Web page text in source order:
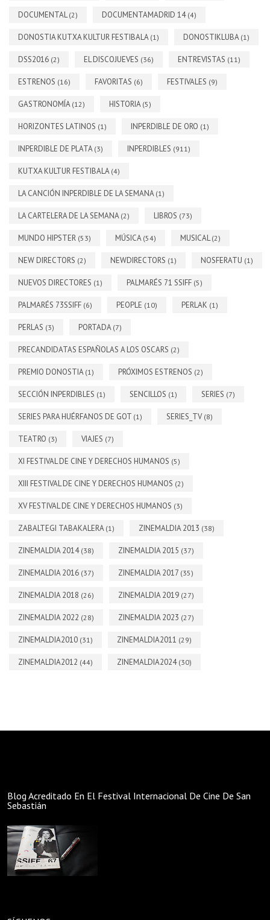
DOCUMENTAL(2) DOCUMENTAMADRID 14 (4)
DONOSTIA KUTXA KULTUR FESTIBALA (1) DONOSTIKLUBA (1)
DSS2016 (2) EL DISCOJUEVES (36) ENTREVISTAS (11)
ESTRENOS (16) FAVORITAS (6) FESTIVALES (9)
GASTRONOMÍA (12) HISTORIA (5)
HORIZONTES LATINOS (1) INPERDIBLE DE ORO (1)
INPERDIBLE DE PLATA (3) INPERDIBLES (911)
KUTXA KULTUR FESTIBALA (4)
LA CANCIÓN INPERDIBLE DE LA SEMANA (1)
LA CARTELERA DE LA SEMANA (2) LIBROS (73)
MUNDO HIPSTER (53) MÚSICA (54) MUSICAL(2)
NEW DIRECTORS (2) NEWDIRECTORS (1) NOSFERATU (1)
NUEVOS DIRECTORES (1) PALMARÉS 71 SSIFF (5)
PALMARÉS 73SSIFF (6) PEOPLE (10) PERLAK (1)
PERLAS (3) PORTADA (7)
PRECANDIDATAS ESPAÑOLAS A LOS OSCARS (2)
PREMIO DONOSTIA (1) PRÓXIMOS ESTRENOS (2)
SECCIÓN INPERDIBLES (1) SENCILLOS (1) SERIES (7)
SERIES PARA HUÉRFANOS DE GOT (1) SERIES_TV (8)
TEATRO (3) VIAJES (7)
XI FESTIVAL DE CINE Y DERECHOS HUMANOS (5)
XIII FESTIVAL DE CINE Y DERECHOS HUMANOS (2)
XV FESTIVAL DE CINE Y DERECHOS HUMANOS (3)
ZABALTEGI TABAKALERA (1) ZINEMALDIA 2013 (38)
ZINEMALDIA 2014 (38) ZINEMALDIA 2015 (37)
ZINEMALDIA 2016 (37) ZINEMALDIA 2017 (35)
ZINEMALDIA 2018 (26) ZINEMALDIA 2019 (27)
ZINEMALDIA 2022 (28) ZINEMALDIA 2023 (27)
ZINEMALDIA2010 (31) ZINEMALDIA2011 (29)
ZINEMALDIA2012 (44) ZINEMALDIA2024 (30)
Blog Acreditado En El Festival Internacional De Cine De San
Sebastián